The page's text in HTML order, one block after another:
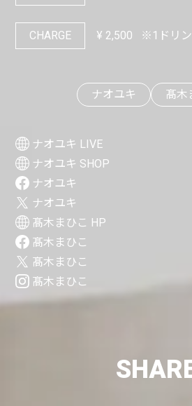
CHARGE ¥ 2,500 ※1ドリ
ナオユキ 髙木
ナオユキ LIVE
ナオユキ SHOP
ナオユキ
ナオユキ
髙木まひこ HP
髙木まひこ
髙木まひこ
髙木まひこ